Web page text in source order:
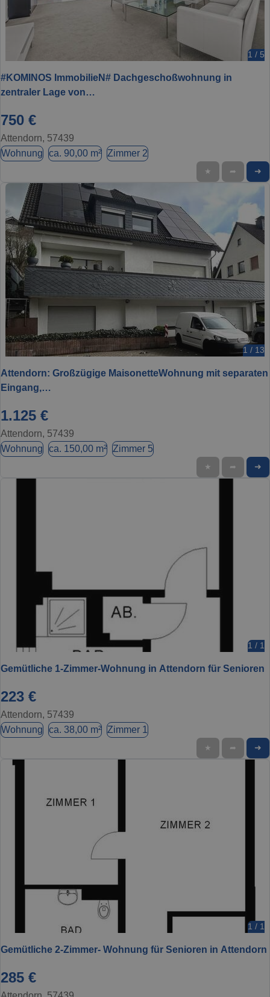
1 / 5
#KOMINOS ImmobilieN# Dachgeschoßwohnung in
zentraler Lage von…
750 €
Attendorn, 57439
Wohnung ca. 90,00 m² Zimmer 2
★ ➦ ➜
1 / 13
Attendorn: Großzügige MaisonetteWohnung mit separaten
Eingang,…
1.125 €
Attendorn, 57439
Wohnung ca. 150,00 m² Zimmer 5
★ ➦ ➜
1 / 1
Gemütliche 1-Zimmer-Wohnung in Attendorn für Senioren
223 €
Attendorn, 57439
Wohnung ca. 38,00 m² Zimmer 1
★ ➦ ➜
1 / 1
Gemütliche 2-Zimmer- Wohnung für Senioren in Attendorn
285 €